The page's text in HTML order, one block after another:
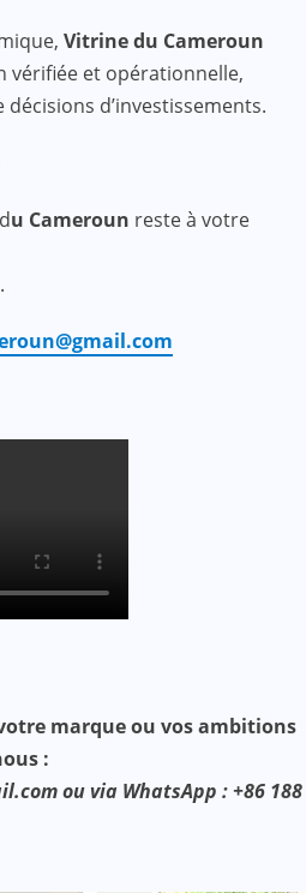
Vitrine du Cameroun
vérifiée et opérationnelle,
d’investissements.
du Cameroun reste à votre
marque ou vos ambitions
:
ou via WhatsApp : +86 188